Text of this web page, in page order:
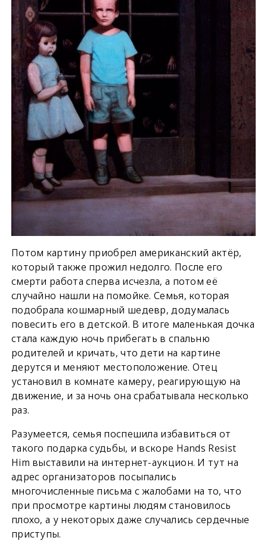
Потом картину приобрел американский актёр,
который также прожил недолго. После его
смерти работа сперва исчезла, а потом её
случайно нашли на помойке. Семья, которая
подобрала кошмарный шедевр, додумалась
повесить его в детской. В итоге маленькая дочка
стала каждую ночь прибегать в спальню
родителей и кричать, что дети на картине
дерутся и меняют местоположение. Отец
установил в комнате камеру, реагирующую на
движение, и за ночь она срабатывала несколько
раз.
Разумеется, семья поспешила избавиться от
такого подарка судьбы, и вскоре Hands Resist
Him выставили на интернет-аукцион. И тут на
адрес организаторов посыпались
многочисленные письма с жалобами на то, что
при просмотре картины людям становилось
плохо, а у некоторых даже случались сердечные
приступы.